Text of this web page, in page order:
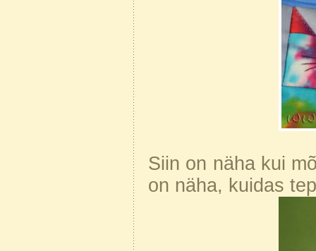
Siin on näha kui
on näha, kuidas